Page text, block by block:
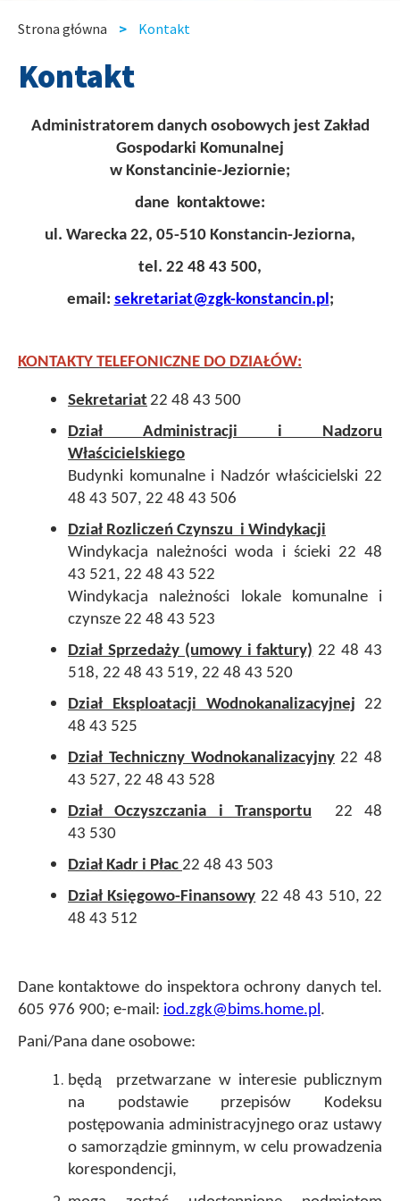
nawigacyjna
Strona główna Kontakt
Kontakt
Administratorem danych osobowych jest Zakład
Gospodarki Komunalnej
w Konstancinie-Jeziornie;
dane kontaktowe:
ul. Warecka 22, 05-510 Konstancin-Jeziorna,
tel. 22 48 43 500,
email: sekretariat@zgk-konstancin.pl;
KONTAKTY TELEFONICZNE DO DZIAŁÓW:
Sekretariat 22 48 43 500
Dział Administracji i Nadzoru
Właścicielskiego
Budynki komunalne i Nadzór właścicielski 22
48 43 507, 22 48 43 506
Dział Rozliczeń Czynszu i Windykacji
Windykacja należności woda i ścieki 22 48
43 521, 22 48 43 522
Windykacja należności lokale komunalne i
czynsze 22 48 43 523
Dział Sprzedaży (umowy i faktury) 22 48 43
518, 22 48 43 519, 22 48 43 520
Dział Eksploatacji Wodnokanalizacyjnej 22
48 43 525
Dział Techniczny Wodnokanalizacyjny 22 48
43 527, 22 48 43 528
Dział Oczyszczania i Transportu
22 48
43 530
Dział Kadr i Płac 22 48 43 503
Dział Księgowo-Finansowy 22 48 43 510, 22
48 43 512
Dane kontaktowe do inspektora ochrony danych tel.
605 976 900; e-mail: iod.zgk@bims.home.pl.
Pani/Pana dane osobowe:
będą przetwarzane w interesie publicznym
na podstawie przepisów Kodeksu
postępowania administracyjnego oraz ustawy
o samorządzie gminnym, w celu prowadzenia
korespondencji,